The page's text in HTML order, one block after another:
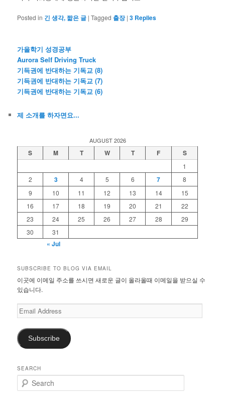
Posted in 긴 생각, 짧은 글 |Tagged 출장 |3 Replies
가을학기 성경공부
Aurora Self Driving Truck
기득권에 반대하는 기독교 (8)
기득권에 반대하는 기독교 (7)
기득권에 반대하는 기독교 (6)
제 소개를 하자면요...
AUGUST 2026
S M T W T F S
1
2
3 4 5 6 7
8
9
10 11 12 13 14
15
16
17 18 19 20 21
22
23
24 25 26 27 28
29
30
31
« Jul
SUBSCRIBE TO BLOG VIA EMAIL
이곳에 이메일 주소를 쓰시면 새로운 글이 올라올때 이메일을 받으실 수
있습니다.
Email
Address
Subscribe
SEARCH
e